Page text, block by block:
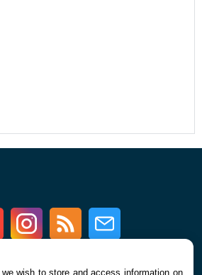
Youtube InstagramRSS Newsletter
, we wish to store and access information on